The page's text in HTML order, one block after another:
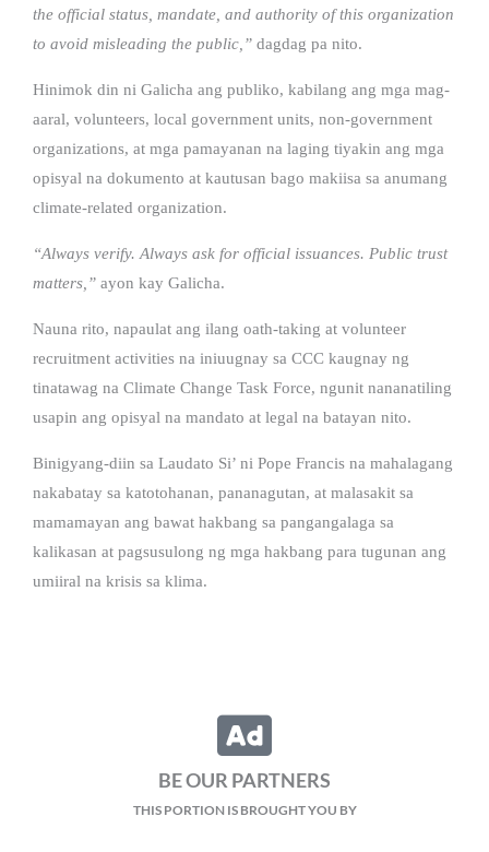
the official status, mandate, and authority of this organization
to avoid misleading the public,” dagdag pa nito.
Hinimok din ni Galicha ang publiko, kabilang ang mga mag-
aaral, volunteers, local government units, non-government
organizations, at mga pamayanan na laging tiyakin ang mga
opisyal na dokumento at kautusan bago makiisa sa anumang
climate-related organization.
“Always verify. Always ask for official issuances. Public trust
matters,” ayon kay Galicha.
Nauna rito, napaulat ang ilang oath-taking at volunteer
recruitment activities na iniuugnay sa CCC kaugnay ng
tinatawag na Climate Change Task Force, ngunit nananatiling
usapin ang opisyal na mandato at legal na batayan nito.
Binigyang-diin sa Laudato Si’ ni Pope Francis na mahalagang
nakabatay sa katotohanan, pananagutan, at malasakit sa
mamamayan ang bawat hakbang sa pangangalaga sa
kalikasan at pagsusulong ng mga hakbang para tugunan ang
umiiral na krisis sa klima.
BE OUR PARTNERS
THIS PORTION IS BROUGHT YOU BY